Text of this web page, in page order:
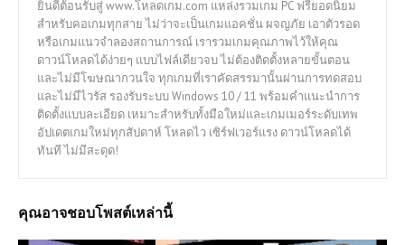
ยินดีต้อนรับสู่ www.โหลดเกม.com แหล่งรวมเกม PC ฟรียอดนิยม
สำหรับคอเกมทุกสาย ไม่ว่าจะเป็นเกมแอคชั่น ผจญภัย เอาตัวรอด
หรือเกมแนวจำลองสถานการณ์ เรารวมเกมคุณภาพไว้ให้คุณ
ดาวน์โหลดได้ง่ายๆ แบบไฟล์เดียวจบ ไม่ต้องติดตั้งหลายขั้นตอน
และไม่มีโฆษณากวนใจ ทุกเกมที่เราคัดสรรมานั้นผ่านการทดสอบ
และไม่มีไวรัส รองรับระบบ Windows 10 / 11 พร้อมคำแนะนำการ
ติดตั้งแบบละเอียด เหมาะสำหรับทั้งมือใหม่และเกมเมอร์ระดับเทพ
อัปเดตเกมใหม่ทุกสัปดาห์ โหลดไว เซิร์ฟเวอร์แรง ดาวน์โหลดได้
ทันที ไม่มีสะดุด!
คุณอาจชอบโพสต์เหล่านี้